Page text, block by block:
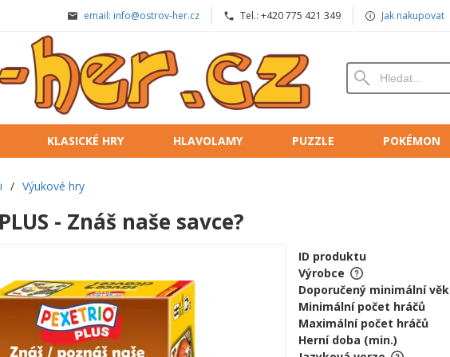
email: info@ostrov-her.cz Tel.: +420 775 421 349 Jak nakupovat
KLASICKÉ HRY HLAVOLAMY PUZZLE POKÉMON
/ Výukové hry
- Znáš naše savce?
ID produktu
Výrobce
Doporučený minimální věk
Minimální počet hráčů
Maximální počet hráčů
Herní doba (min.)